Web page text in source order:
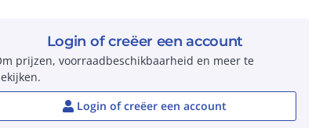
Login of creëer een account
prijzen, voorraadbeschikbaarheid en meer te
Login of creëer een account